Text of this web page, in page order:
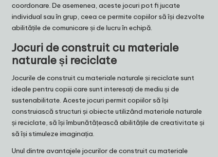
coordonare. De asemenea, aceste jocuri pot fi jucate
individual sau în grup, ceea ce permite copiilor să își dezvolte
abilitățile de comunicare și de lucru în echipă.
Jocuri de construit cu materiale
naturale și reciclate
Jocurile de construit cu materiale naturale și reciclate sunt
ideale pentru copiii care sunt interesați de mediu și de
sustenabilitate. Aceste jocuri permit copiilor să își
construiască structuri și obiecte utilizând materiale naturale
și reciclate, să își îmbunătățească abilitățile de creativitate și
să își stimuleze imaginația.
Unul dintre avantajele jocurilor de construit cu materiale